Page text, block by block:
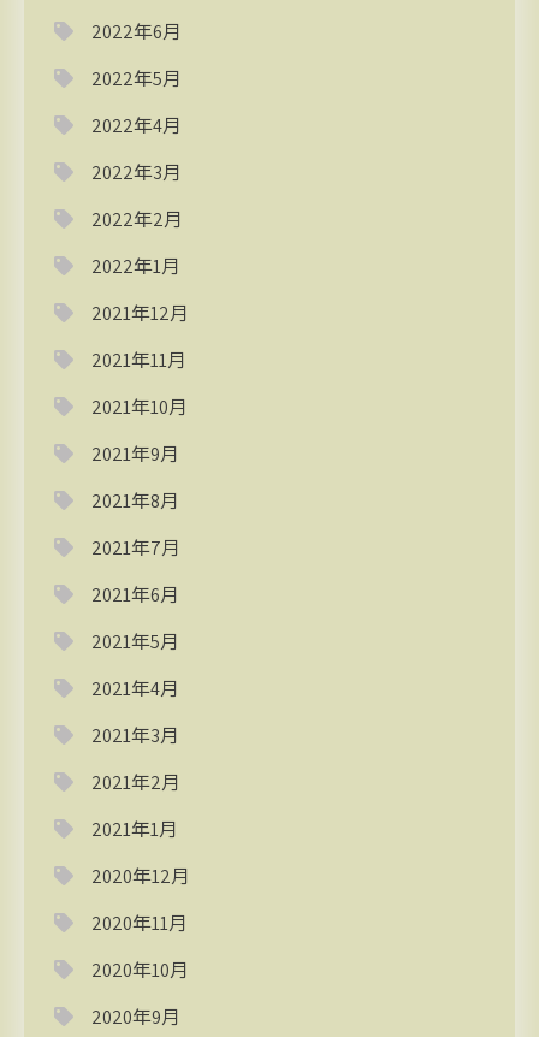
2022年6月
2022年5月
2022年4月
2022年3月
2022年2月
2022年1月
2021年12月
2021年11月
2021年10月
2021年9月
2021年8月
2021年7月
2021年6月
2021年5月
2021年4月
2021年3月
2021年2月
2021年1月
2020年12月
2020年11月
2020年10月
2020年9月